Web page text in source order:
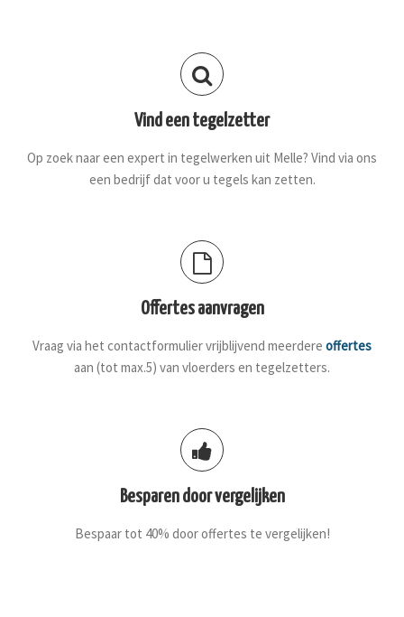
Vind een tegelzetter
Op zoek naar een expert in tegelwerken uit Melle? Vind via ons
een bedrijf dat voor u tegels kan zetten.
Offertes aanvragen
Vraag via het contactformulier vrijblijvend meerdere offertes
aan (tot max.5) van vloerders en tegelzetters.
Besparen door vergelijken
Bespaar tot 40% door offertes te vergelijken!